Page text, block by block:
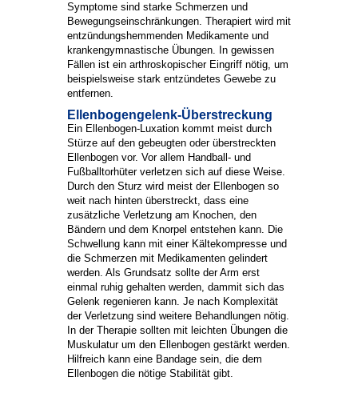
Symptome sind starke Schmerzen und
Bewegungseinschränkungen. Therapiert wird mit
entzündungshemmenden Medikamente und
krankengymnastische Übungen. In gewissen
Fällen ist ein arthroskopischer Eingriff nötig, um
beispielsweise stark entzündetes Gewebe zu
entfernen.
Ellenbogengelenk-Überstreckung
Ein Ellenbogen-Luxation kommt meist durch
Stürze auf den gebeugten oder überstreckten
Ellenbogen vor. Vor allem Handball- und
Fußballtorhüter verletzen sich auf diese Weise.
Durch den Sturz wird meist der Ellenbogen so
weit nach hinten überstreckt, dass eine
zusätzliche Verletzung am Knochen, den
Bändern und dem Knorpel entstehen kann. Die
Schwellung kann mit einer Kältekompresse und
die Schmerzen mit Medikamenten gelindert
werden. Als Grundsatz sollte der Arm erst
einmal ruhig gehalten werden, dammit sich das
Gelenk regenieren kann. Je nach Komplexität
der Verletzung sind weitere Behandlungen nötig.
In der Therapie sollten mit leichten Übungen die
Muskulatur um den Ellenbogen gestärkt werden.
Hilfreich kann eine Bandage sein, die dem
Ellenbogen die nötige Stabilität gibt.